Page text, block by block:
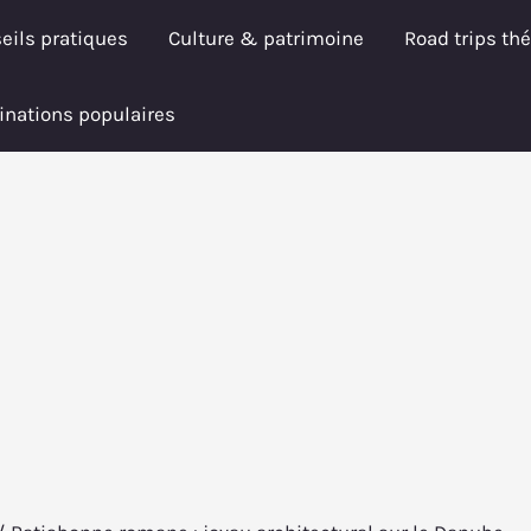
pratiques Culture & patrimoine Road trips
populaires